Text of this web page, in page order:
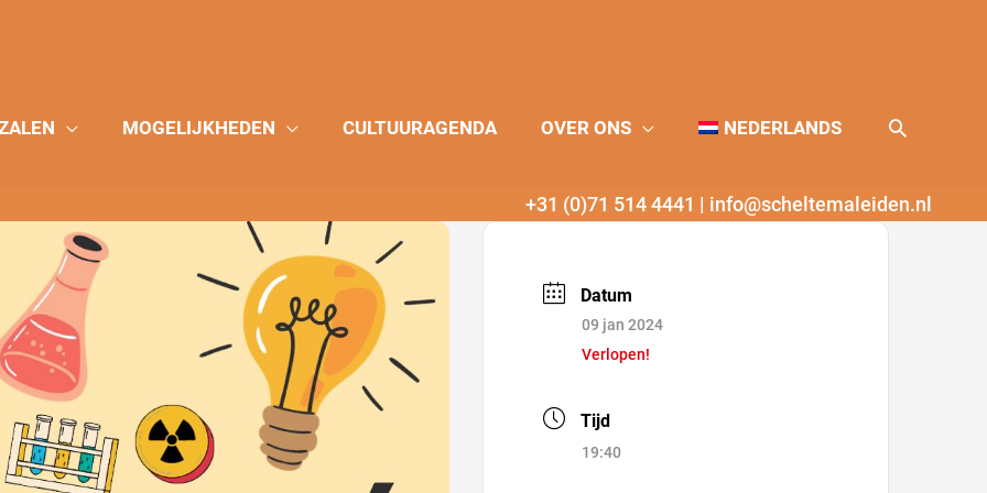
MOGELIJKHEDEN CULTUURAGENDA OVER ONS NEDERLANDS Zoeken
+31 (0)71 514 4441 | info@scheltemaleiden.nl
Datum
09 jan 2024
Verlopen!
Tijd
19:40